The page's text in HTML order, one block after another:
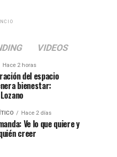
VIDEOS
Hace 2 horas
del espacio
bienestar:
Hace 2 días
Ve lo que quiere y
creer